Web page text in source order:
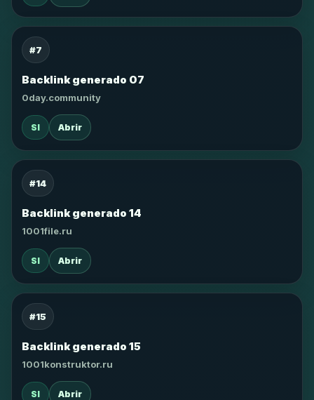
#7
Backlink generado 07
0day.community
SI Abrir
#14
Backlink generado 14
1001file.ru
SI Abrir
#15
Backlink generado 15
1001konstruktor.ru
SI Abrir